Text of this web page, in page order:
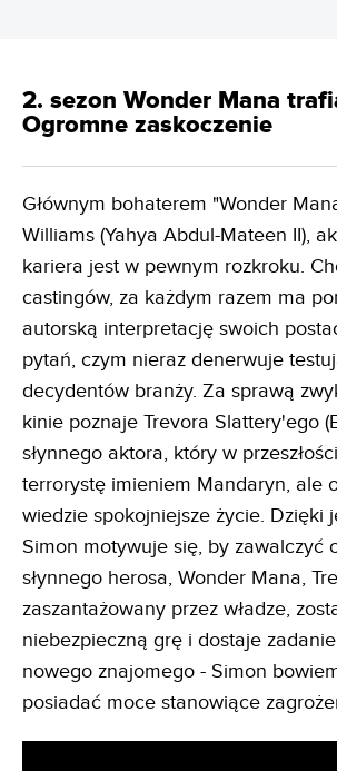
2. sezon Wonder Mana
Ogromne zaskoczenie
Głównym bohaterem "Wonder
Williams (Yahya Abdul-Mateen II),
kariera jest w pewnym rozkroku.
castingów, za każdym razem ma
autorską interpretację swoich
pytań, czym nieraz denerwuje
decydentów branży. Za sprawą
kinie poznaje Trevora Slattery'ego
słynnego aktora, który w
terrorystę imieniem Mandaryn, ale
wiedzie spokojniejsze życie. Dzięki
Simon motywuje się, by zawalczyć
słynnego herosa, Wonder Mana,
zaszantażowany przez władze,
niebezpieczną grę i dostaje
nowego znajomego - Simon
posiadać moce stanowiące